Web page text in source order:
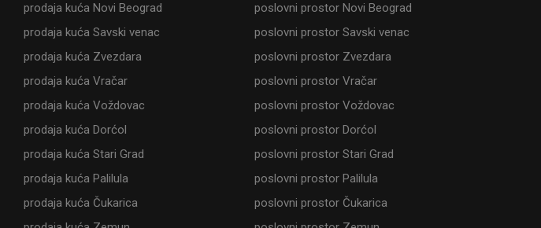
prodaja kuća Novi Beograd
prodaja kuća Savski venac
prodaja kuća Zvezdara
prodaja kuća Vračar
prodaja kuća Voždovac
prodaja kuća Dorćol
prodaja kuća Stari Grad
prodaja kuća Palilula
prodaja kuća Čukarica
poslovni prostor Novi Beograd
poslovni prostor Savski venac
poslovni prostor Zvezdara
poslovni prostor Vračar
poslovni prostor Voždovac
poslovni prostor Dorćol
poslovni prostor Stari Grad
poslovni prostor Palilula
poslovni prostor Čukarica